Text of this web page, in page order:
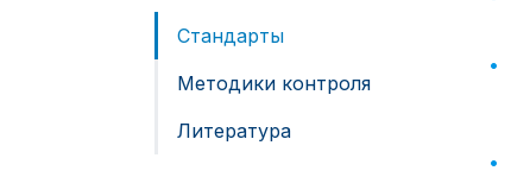
Стандарты
Методики контроля
Литература